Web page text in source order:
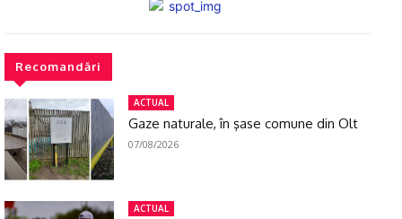
Recomandări
ACTUAL
Gaze naturale, în şase comune din Olt
07/08/2026
ACTUAL